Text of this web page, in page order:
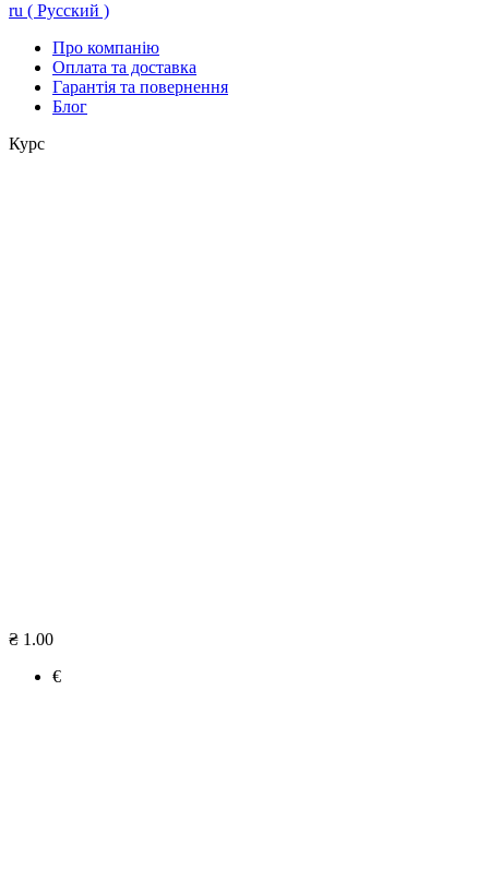
ru ( Русский )
Про компанію
Оплата та доставка
Гарантія та повернення
Блог
Курс
₴ 1.00
€